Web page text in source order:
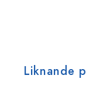
Liknande